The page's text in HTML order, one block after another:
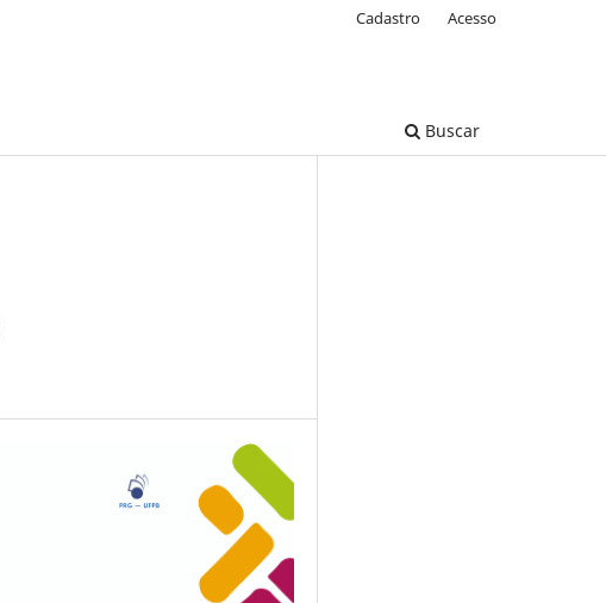
Buscar
Cadastro Acesso